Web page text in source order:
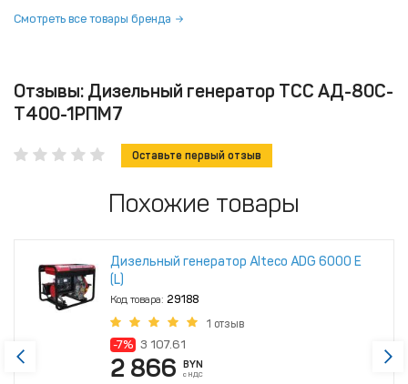
Смотреть все товары бренда
Отзывы: Дизельный генератор ТСС АД-80С-
Т400-1РПМ7
Оставьте первый отзыв
Похожие товары
Дизельный генератор Alteco ADG 6000 Е
(L)
Код товара: 29188
1 отзыв
-7% 3 107.61
2 866 BYN
с НДС